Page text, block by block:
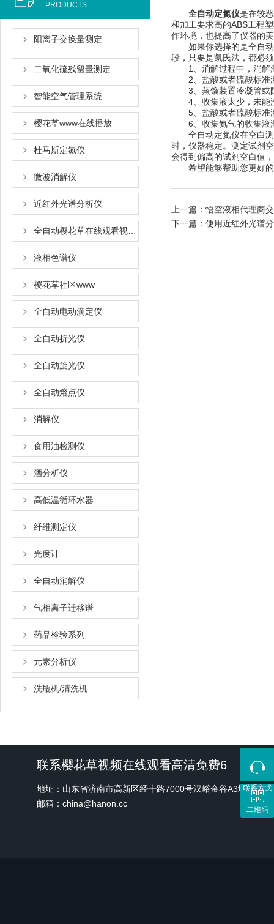
PRODUCTS
阳离子交换量测定
二氧化硫残留量测定
智能空气管理系统
樱花草www在线播放
杜马斯定氮仪
微波消解仪
近红外光谱分析仪
液相色谱仪
樱花草社区www
全自动电动滴定仪
全自动折光仪
全自动旋光仪
全自动熔点仪
消解仪
食用油检测仪
酒分析仪
高低温循环水器
纤维测定仪
光度计
全自动消解仪
气相离子迁移谱
药品检验系列
元素分析仪
洗瓶机/清洗机
全自动定氮仪是在较恶
和加工要求高的ABS工程塑料
作环境，也提高了仪器的美
如果你选择的是全自动定
段，只要是凯氏法，
1、消解过程中，消解
2、盐酸或者硫酸标准溶
3、蒸馏装置冷凝管或防
4、收集液太少，未能
5、盐酸或者硫酸标准
6、收集氨气的收集液温
全自动定氮仪在空白测定
时，仪器稳定。测定试
会得到偏高的试剂空白值
希望能够帮助您更好的了
上一篇：悟空液相代理商
下一篇： 使用近红外光谱
联系樱花草视频在线观看高清免费6
地址：山东省济南市高新区经十路7000号汉峪金谷A3地块1号
邮箱：china@hanon.cc
联系方式
二维码